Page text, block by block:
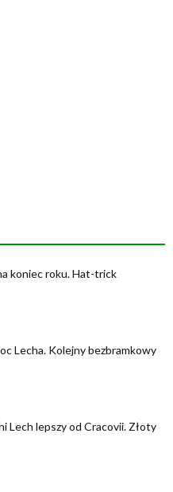
koniec roku. Hat-trick
Lecha. Kolejny bezbramkowy
Lech lepszy od Cracovii. Złoty